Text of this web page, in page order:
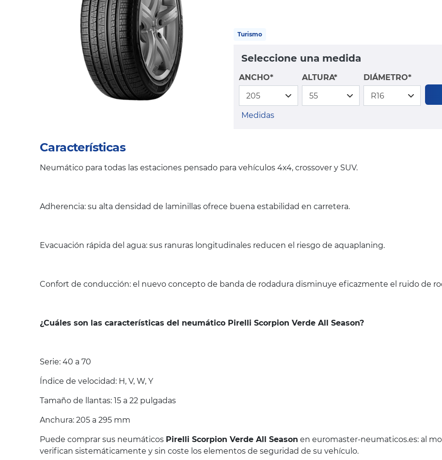
Turismo
Seleccione una medida
ANCHO* ALTURA*
DIÁMETRO*
Medidas
Características
Neumático para todas las estaciones pensado para vehículos 4x4, crossover y SUV.
Adherencia: su alta densidad de laminillas ofrece buena estabilidad en carretera.
Evacuación rápida del agua: sus ranuras longitudinales reducen el riesgo de aquaplaning.
Confort de conducción: el nuevo concepto de banda de rodadura disminuye eficazmente el ruido de
¿Cuáles son las características del neumático Pirelli Scorpion Verde All Season?
Serie: 40 a 70
Índice de velocidad: H, V, W, Y
Tamaño de llantas: 15 a 22 pulgadas
Anchura: 205 a 295 mm
Puede comprar sus neumáticos Pirelli Scorpion Verde All Season en euromaster-neumaticos.es: al
verifican sistemáticamente y sin coste los elementos de seguridad de su vehículo.